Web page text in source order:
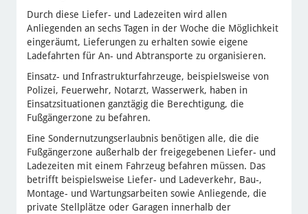
Durch diese Liefer- und Ladezeiten wird allen
Anliegenden an sechs Tagen in der Woche die Möglichkeit
eingeräumt, Lieferungen zu erhalten sowie eigene
Ladefahrten für An- und Abtransporte zu organisieren.
Einsatz- und Infrastrukturfahrzeuge, beispielsweise von
Polizei, Feuerwehr, Notarzt, Wasserwerk, haben in
Einsatzsituationen ganztägig die Berechtigung, die
Fußgängerzone zu befahren.
Eine Sondernutzungserlaubnis benötigen alle, die die
Fußgängerzone außerhalb der freigegebenen Liefer- und
Ladezeiten mit einem Fahrzeug befahren müssen. Das
betrifft beispielsweise Liefer- und Ladeverkehr, Bau-,
Montage- und Wartungsarbeiten sowie Anliegende, die
private Stellplätze oder Garagen innerhalb der